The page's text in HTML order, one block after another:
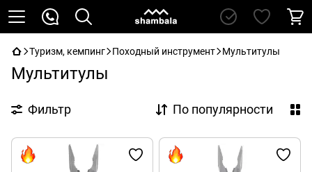
Туризм, кемпинг Походный инструмент Мультитулы
Мультитулы
Фильтр По популярности